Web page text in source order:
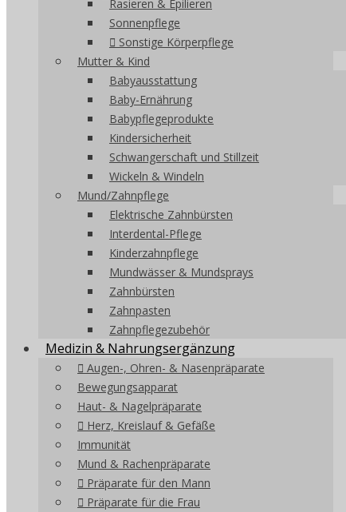
Rasieren & Epilieren
Sonnenpflege
Sonstige Körperpflege
Mutter & Kind
Babyausstattung
Baby-Ernährung
Babypflegeprodukte
Kindersicherheit
Schwangerschaft und Stillzeit
Wickeln & Windeln
Mund/Zahnpflege
Elektrische Zahnbürsten
Interdental-Pflege
Kinderzahnpflege
Mundwässer & Mundsprays
Zahnbürsten
Zahnpasten
Zahnpflegezubehör
Medizin & Nahrungsergänzung
Augen-, Ohren- & Nasenpräparate
Bewegungsapparat
Haut- & Nagelpräparate
Herz, Kreislauf & Gefäße
Immunität
Mund & Rachenpräparate
Präparate für den Mann
Präparate für die Frau